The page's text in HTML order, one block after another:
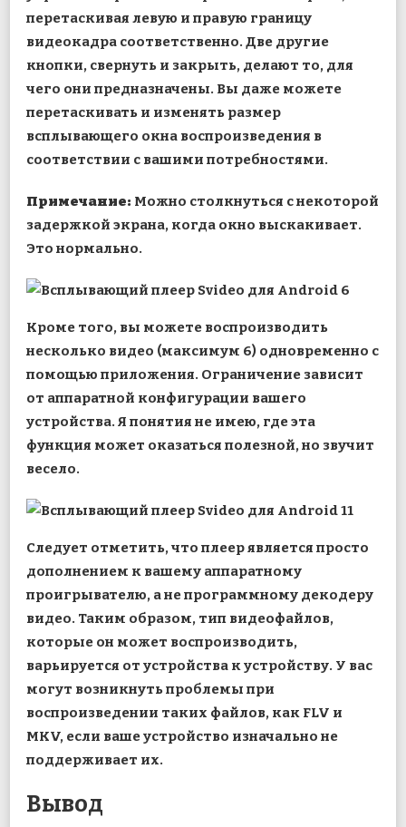
перетаскивая левую и правую границу
видеокадра соответственно. Две другие
кнопки, свернуть и закрыть, делают то, для
чего они предназначены. Вы даже можете
перетаскивать и изменять размер
всплывающего окна воспроизведения в
соответствии с вашими потребностями.
Примечание: Можно столкнуться с некоторой
задержкой экрана, когда окно выскакивает.
Это нормально.
Кроме того, вы можете воспроизводить
несколько видео (максимум 6) одновременно с
помощью приложения. Ограничение зависит
от аппаратной конфигурации вашего
устройства. Я понятия не имею, где эта
функция может оказаться полезной, но звучит
весело.
Следует отметить, что плеер является просто
дополнением к вашему аппаратному
проигрывателю, а не программному декодеру
видео. Таким образом, тип видеофайлов,
которые он может воспроизводить,
варьируется от устройства к устройству. У вас
могут возникнуть проблемы при
воспроизведении таких файлов, как FLV и
MKV, если ваше устройство изначально не
поддерживает их.
Вывод